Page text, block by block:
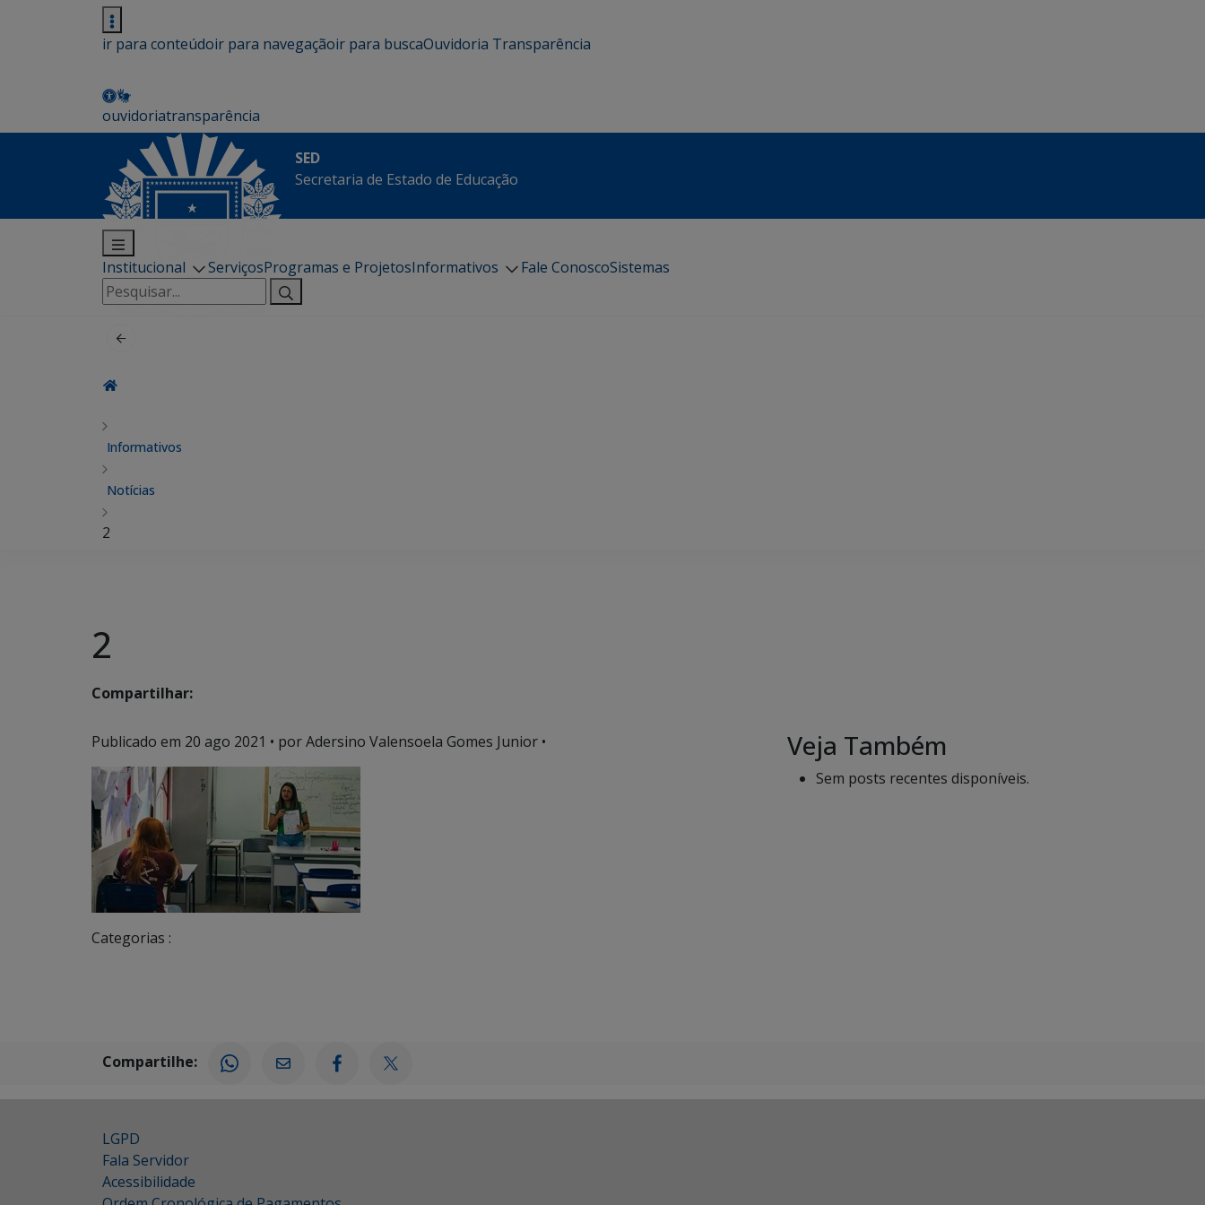
ir para conteúdoir para navegaçãoir para buscaOuvidoria Transparência
ouvidoriatransparência
SED
Secretaria de Estado de Educação
Institucional ServiçosProgramas e ProjetosInformativos Fale ConoscoSistemas
Pesquisar
por:
Informativos
Notícias
2
2
Compartilhar:
Publicado em 20 ago 2021 • por Adersino Valensoela Gomes Junior •
Categorias :
Veja Também
Sem posts recentes disponíveis.
Compartilhe:
LGPD
Fala Servidor
Acessibilidade